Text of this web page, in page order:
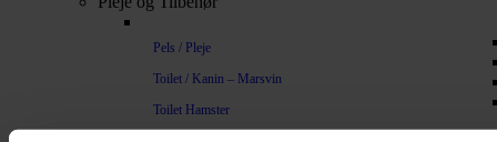
Pels / Pleje
Toilet / Kanin – Marsvin
Toilet Hamster